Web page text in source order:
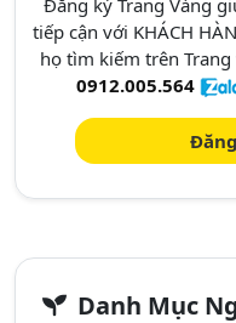
Đăng ký Trang Vàng
tiếp cận với KHÁCH
họ tìm kiếm trên Trang
0912.005.564
Danh Mục